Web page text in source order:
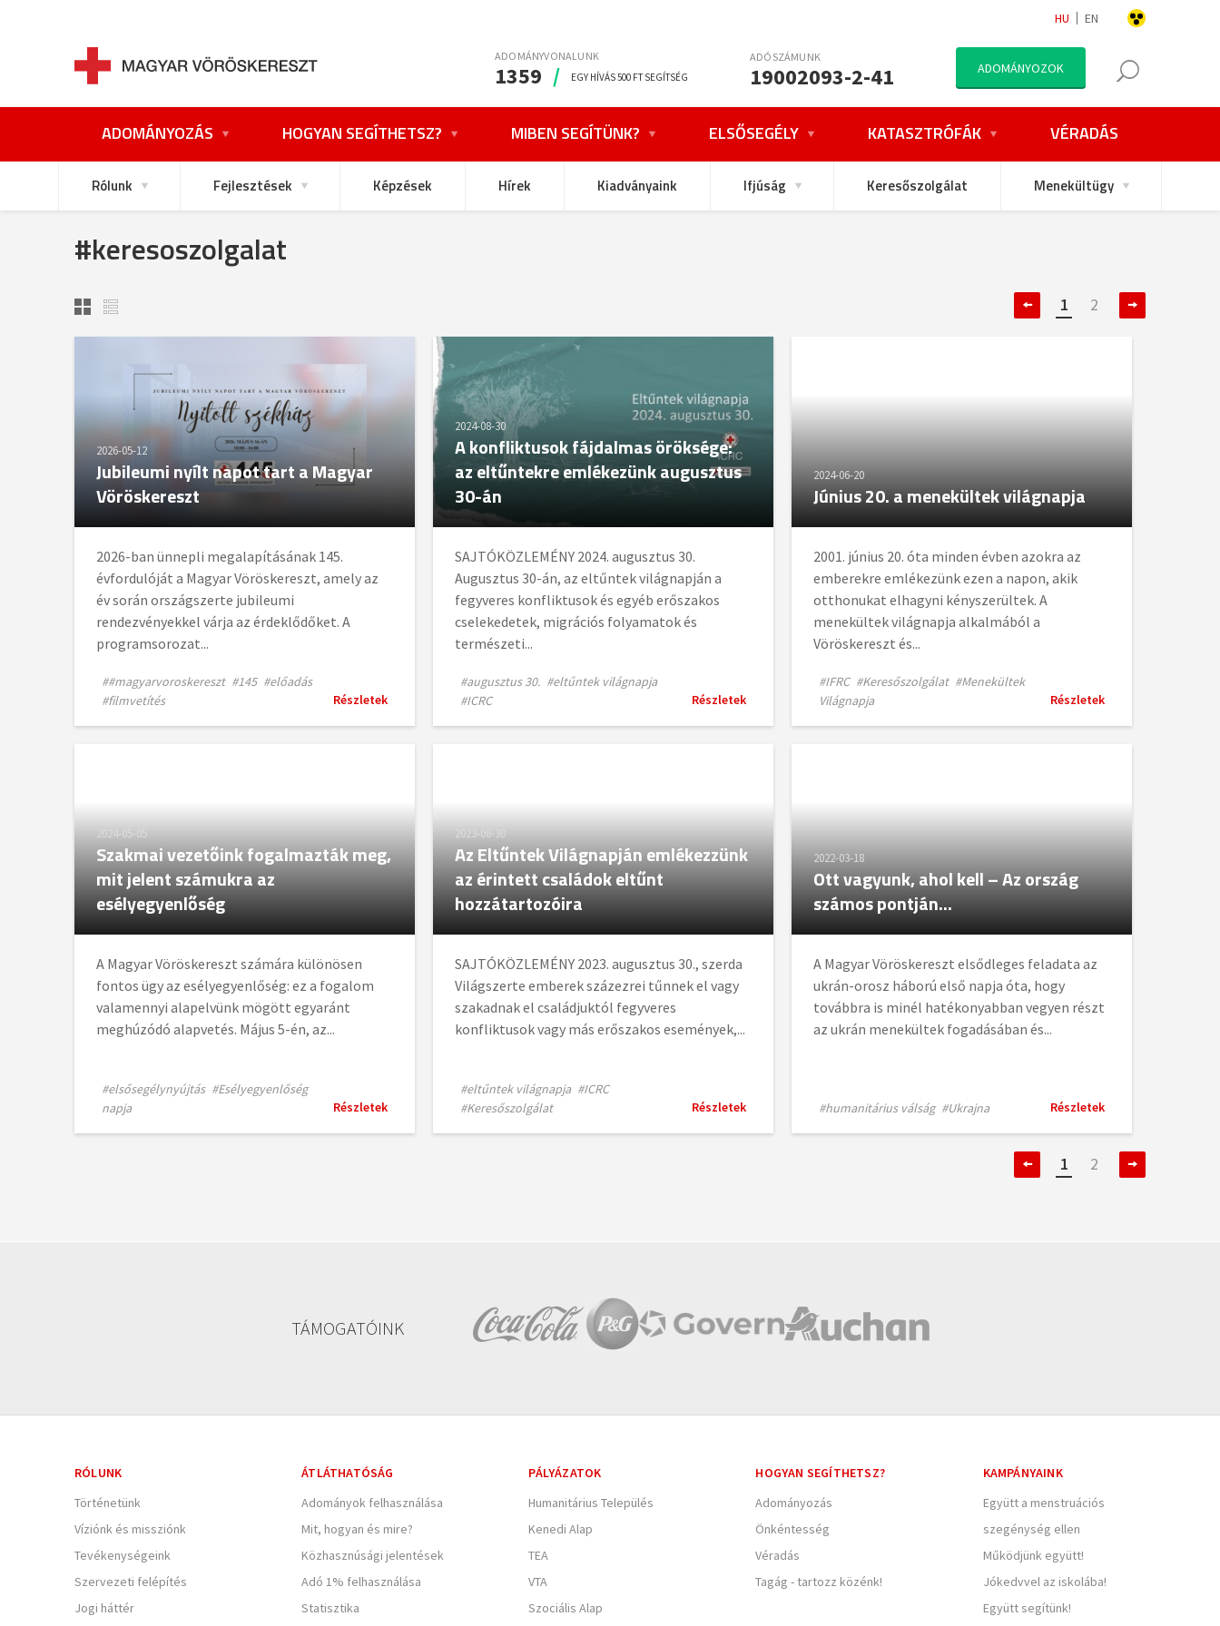
HU EN
ADOMÁNYVONALUNK
1359 / EGY HÍVÁS 500 FT SEGÍTSÉG
ADÓSZÁMUNK
19002093-2-41 ADOMÁNYOZOK
ADOMÁNYOZÁS HOGYAN SEGÍTHETSZ? MIBEN SEGÍTÜNK? ELSŐSEGÉLY KATASZTRÓFÁK VÉRADÁS
Rólunk Fejlesztések Képzések Hírek Kiadványaink Ifjúság Keresőszolgálat Menekültügy
#keresoszolgalat
1 2
2026-05-12
Jubileumi nyílt napot tart a Magyar
Vöröskereszt
2026-ban ünnepli megalapításának 145.
évfordulóját a Magyar Vöröskereszt, amely az
év során országszerte jubileumi
rendezvényekkel várja az érdeklődőket. A
programsorozat...
##magyarvoroskereszt #145 #előadás
#filmvetítés
Részletek
2024-08-30
A konfliktusok fájdalmas öröksége:
az eltűntekre emlékezünk augusztus
30-án
SAJTÓKÖZLEMÉNY 2024. augusztus 30.
Augusztus 30-án, az eltűntek világnapján a
fegyveres konfliktusok és egyéb erőszakos
cselekedetek, migrációs folyamatok és
természeti...
#augusztus 30. #eltűntek világnapja
#ICRC
Részletek
2024-06-20
Június 20. a menekültek világnapja
2001. június 20. óta minden évben azokra az
emberekre emlékezünk ezen a napon, akik
otthonukat elhagyni kényszerültek. A
menekültek világnapja alkalmából a
Vöröskereszt és...
#IFRC #Keresőszolgálat #Menekültek
Világnapja
Részletek
2024-05-05
Szakmai vezetőink fogalmazták meg,
mit jelent számukra az
esélyegyenlőség
A Magyar Vöröskereszt számára különösen
fontos ügy az esélyegyenlőség: ez a fogalom
valamennyi alapelvünk mögött egyaránt
meghúzódó alapvetés. Május 5-én, az...
#elsősegélynyújtás #Esélyegyenlőség
napja
Részletek
2023-08-30
Az Eltűntek Világnapján emlékezzünk
az érintett családok eltűnt
hozzátartozóira
SAJTÓKÖZLEMÉNY 2023. augusztus 30., szerda
Világszerte emberek százezrei tűnnek el vagy
szakadnak el családjuktól fegyveres
konfliktusok vagy más erőszakos események,...
#eltűntek világnapja #ICRC
#Keresőszolgálat
Részletek
2022-03-18
Ott vagyunk, ahol kell – Az ország
számos pontján...
A Magyar Vöröskereszt elsődleges feladata az
ukrán-orosz háború első napja óta, hogy
továbbra is minél hatékonyabban vegyen részt
az ukrán menekültek fogadásában és...
#humanitárius válság #Ukrajna Részletek
1 2
TÁMOGATÓINK
RÓLUNK
Történetünk
Víziónk és missziónk
Tevékenységeink
Szervezeti felépítés
Jogi háttér
ÁTLÁTHATÓSÁG
Adományok felhasználása
Mit, hogyan és mire?
Közhasznúsági jelentések
Adó 1% felhasználása
Statisztika
PÁLYÁZATOK
Humanitárius Település
Kenedi Alap
TEA
VTA
Szociális Alap
HOGYAN SEGÍTHETSZ?
Adományozás
Önkéntesség
Véradás
Tagág - tartozz közénk!
KAMPÁNYAINK
Együtt a menstruációs
szegénység ellen
Működjünk együtt!
Jókedvvel az iskolába!
Együtt segítünk!